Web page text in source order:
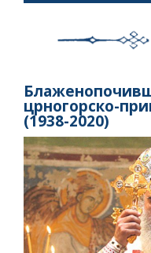
црногорско-
(1938-2020)